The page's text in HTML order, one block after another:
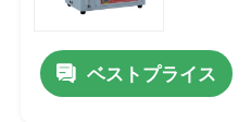
家へ ベストプライス